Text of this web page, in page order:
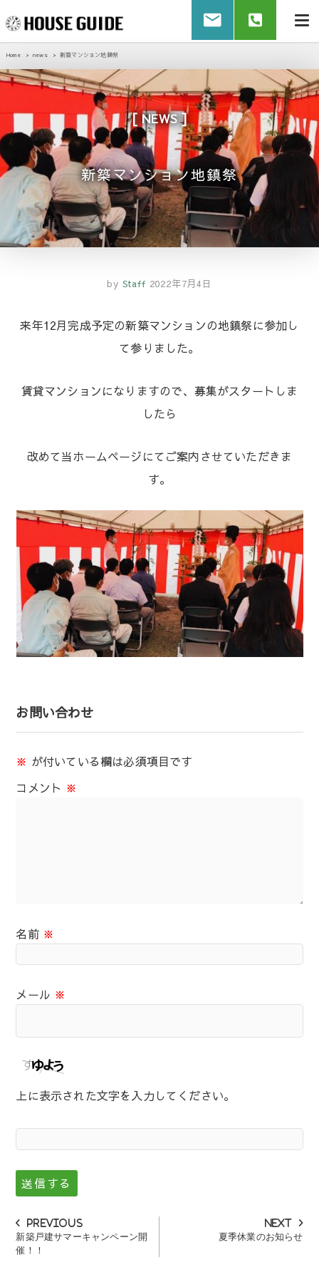
Home news 新築マンション地鎮祭
NEWS
新築マンション地鎮祭
by Staff 2022年7月4日
来年12月完成予定の新築マンションの地鎮祭に参加し
て参りました。
賃貸マンションになりますので、募集がスタートしま
したら
改めて当ホームページにてご案内させていただきま
す。
お問い合わせ
※ が付いている欄は必須項目です
コメント ※
名前 ※
メール ※
上に表示された文字を入力してください。
投
稿
PreviousPrevious
post:
新築戸建サマーキャンペーン開
催！！
Next
夏季休業のお知らせ